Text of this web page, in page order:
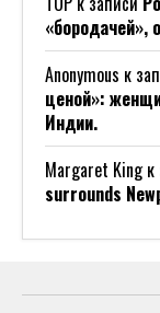
«бородачей»,
Anonymous к
ценой»:
Индии.
Margaret Kingк
surrounds